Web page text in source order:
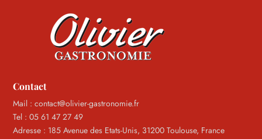
Contact
Mail : contact@olivier-gastronomie.fr
Tel : 05 61 47 27 49
Adresse : 185 Avenue des Etats-Unis, 31200 Toulouse, France